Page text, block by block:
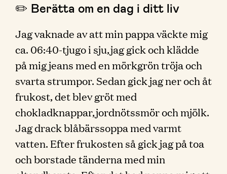
✏️ Berätta om en dag i ditt liv
Jag vaknade av att min pappa väckte mig
ca. 06:40-tjugo i sju,jag gick och klädde
på mig jeans med en mörkgrön tröja och
svarta strumpor. Sedan gick jag ner och åt
frukost, det blev gröt med
chokladknappar,jordnötssmör och mjölk.
Jag drack blåbärssoppa med varmt
vatten. Efter frukosten så gick jag på toa
och borstade tänderna med min